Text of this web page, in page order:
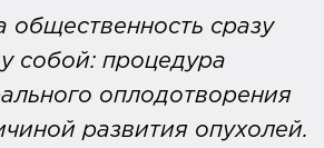
общественность сразу
собой: процедура
оплодотворения
развития опухолей.